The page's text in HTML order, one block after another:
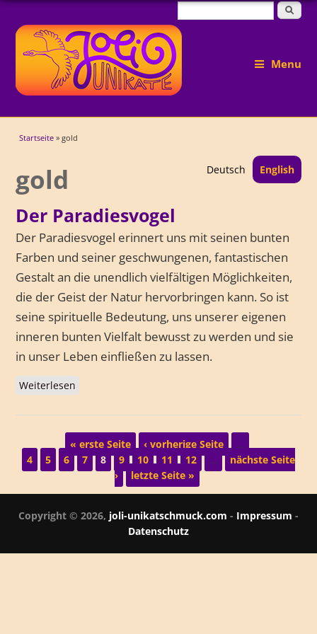
Suchformular Suche
Menu
Sie sind hier
Startseite » gold
English
Deutsch
gold
Der Paradiesvogel
Der Paradiesvogel erinnert uns mit seinen bunten
Farben und seiner geschwungenen, fantastischen
Gestalt an die unendlich vielfältigen Möglichkeiten,
die der Geist der Natur hervorbringen kann. So ist
seine spirituelle Bedeutung, uns unserer eigenen
inneren bunten Vielfalt bewusst zu werden und sie
in unser Leben einfließen zu lassen.
Weiterlesen
Seiten « erste Seite ‹ vorherige Seite
…
4
5 6 7 8 9 10 11 12 …
nächste Seite
›
letzte Seite »
Copyright © 2026, joli-unikatschmuck.com - Impressum -
Datenschutz